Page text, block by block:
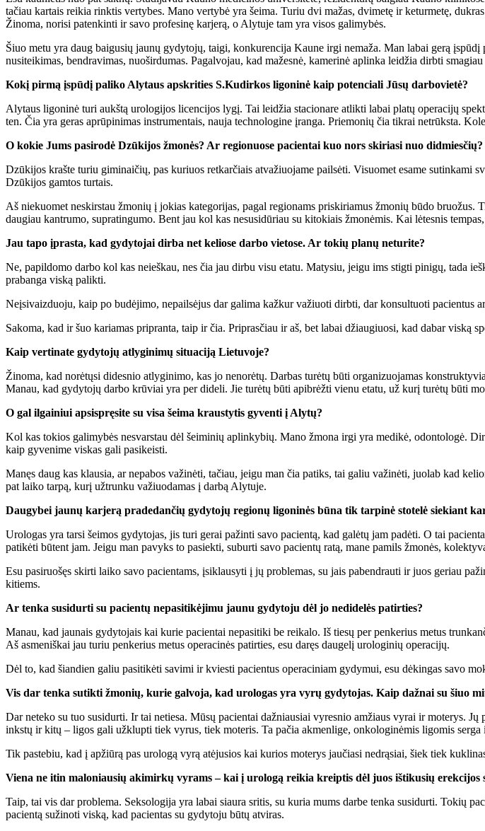
tačiau kartais reikia rinktis vertybes. Mano vertybė yra šeima. Turiu dvi mažas, dvimetę ir keturmetę,
Žinoma, norisi patenkinti ir savo profesinę karjerą, o Alytuje tam yra visos galimybės.
Šiuo metu yra daug baigusių jaunų gydytojų, taigi, konkurencija Kaune irgi nemaža. Man labai gerą
nusiteikimas, bendravimas, nuoširdumas. Pagalvojau, kad mažesnė, kamerinė aplinka leidžia dirbti
Kokį pirmą įspūdį paliko Alytaus apskrities S.Kudirkos ligoninė kaip potenciali Jūsų darbovietė?
Alytaus ligoninė turi aukštą urologijos licencijos lygį. Tai leidžia stacionare atlikti labai platų operacijų
ten. Čia yra geras aprūpinimas instrumentais, nauja technologine įranga. Priemonių čia tikrai netrūksta.
O kokie Jums pasirodė Dzūkijos žmonės? Ar regionuose pacientai kuo nors skiriasi nuo didmiesčių?
Dzūkijos krašte turiu giminaičių, pas kuriuos retkarčiais atvažiuojame pailsėti. Visuomet esame
Dzūkijos gamtos turtais.
Aš niekuomet neskirstau žmonių į jokias kategorijas, pagal regionams priskiriamus žmonių būdo
daugiau kantrumo, supratingumo. Bent jau kol kas nesusidūriau su kitokiais žmonėmis. Kai lėtesnis
Jau tapo įprasta, kad gydytojai dirba net keliose darbo vietose. Ar tokių planų neturite?
Ne, papildomo darbo kol kas neieškau, nes čia jau dirbu visu etatu. Matysiu, jeigu ims stigti pinigų, tada
prabanga viską palikti.
Neįsivaizduoju, kaip po budėjimo, nepailsėjus dar galima kažkur važiuoti dirbti, dar konsultuoti pacientus
Sakoma, kad ir šuo kariamas pripranta, taip ir čia. Priprasčiau ir aš, bet labai džiaugiuosi, kad dabar viską
Kaip vertinate gydytojų atlyginimų situaciją Lietuvoje?
Žinoma, kad norėtųsi didesnio atlyginimo, kas jo nenorėtų. Darbas turėtų būti organizuojamas
Manau, kad gydytojų darbo krūviai yra per dideli. Jie turėtų būti apibrėžti vienu etatu, už kurį turėtų būti
O gal ilgainiui apsispręsite su visa šeima kraustytis gyventi į Alytų?
Kol kas tokios galimybės nesvarstau dėl šeiminių aplinkybių. Mano žmona irgi yra medikė, odontologė.
kaip gyvenime viskas gali pasikeisti.
Manęs daug kas klausia, ar nepabos važinėti, tačiau, jeigu man čia patiks, tai galiu važinėti, juolab kad
pat laiko tarpą, kurį užtrunku važiuodamas į darbą Alytuje.
Daugybei jaunų karjerą pradedančių gydytojų regionų ligoninės būna tik tarpinė stotelė siekiant
Urologas yra tarsi šeimos gydytojas, jis turi gerai pažinti savo pacientą, kad galėtų jam padėti. O tai
patikėti būtent jam. Jeigu man pavyks to pasiekti, suburti savo pacientų ratą, mane pamils žmonės,
Esu pasiruošęs skirti laiko savo pacientams, įsiklausyti į jų problemas, su jais pabendrauti ir juos geriau
kitiems.
Ar tenka susidurti su pacientų nepasitikėjimu jaunu gydytoju dėl jo nedidelės patirties?
Manau, kad jaunais gydytojais kai kurie pacientai nepasitiki be reikalo. Iš tiesų per penkerius metus
Aš asmeniškai jau turiu penkerius metus operacinės patirties, esu daręs daugelį urologinių operacijų.
Dėl to, kad šiandien galiu pasitikėti savimi ir kviesti pacientus operaciniam gydymui, esu dėkingas savo
Vis dar tenka sutikti žmonių, kurie galvoja, kad urologas yra vyrų gydytojas. Kaip dažnai su šiuo
Dar neteko su tuo susidurti. Ir tai netiesa. Mūsų pacientai dažniausiai vyresnio amžiaus vyrai ir moterys.
inkstų ir kitų – ligos gali užklupti tiek vyrus, tiek moteris. Ta pačia akmenlige, onkologinėmis ligomis
Tik pastebiu, kad į apžiūrą pas urologą vyrą atėjusios kai kurios moterys jaučiasi nedrąsiai, šiek tiek
Viena ne itin maloniausių akimirkų vyrams – kai į urologą reikia kreiptis dėl juos ištikusių
Taip, tai vis dar problema. Seksologija yra labai siaura sritis, su kuria mums darbe tenka susidurti. Tokių
pacientą sužinoti viską, kad pacientas su gydytoju būtų atviras.